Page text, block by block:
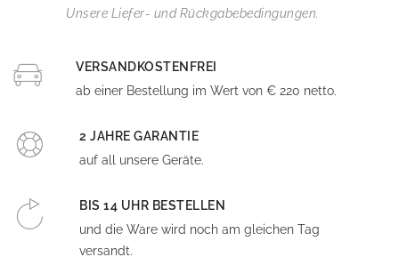
Unsere Liefer- und Rückgabebedingungen.
VERSANDKOSTENFREI
ab einer Bestellung im Wert von € 220 netto.
2 JAHRE GARANTIE
auf all unsere Geräte.
BIS 14 UHR BESTELLEN
und die Ware wird noch am gleichen Tag
versandt.